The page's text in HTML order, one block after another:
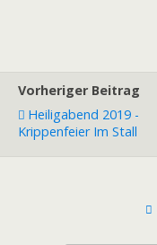
Vorheriger Beitrag
Heiligabend 2019 -
Krippenfeier Im Stall